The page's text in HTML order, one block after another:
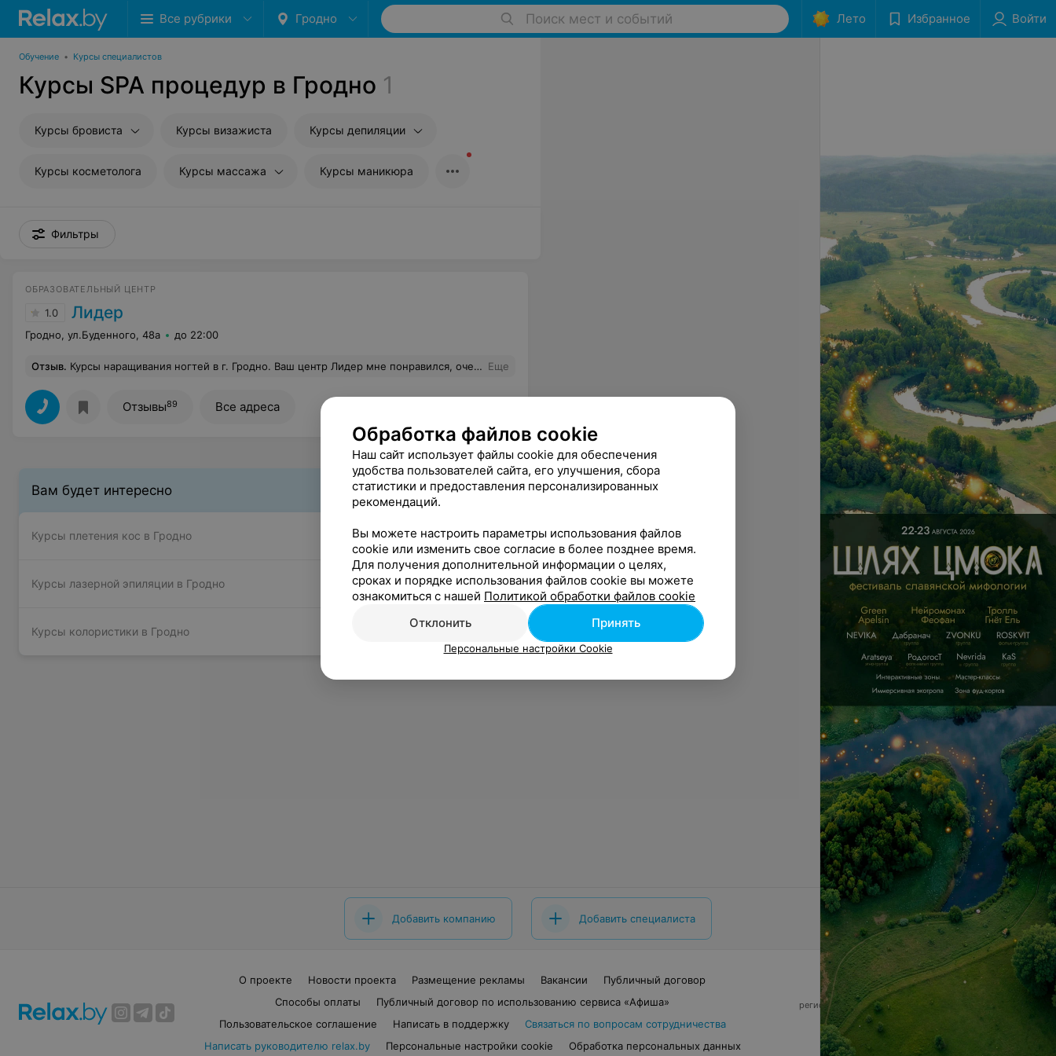
Все рубрики Гродно Поиск мест и событий Лето Избранное Войти
Обучение • Курсы специалистов
Курсы SPA процедур в Гродно 1
Курсы бровиста Курсы визажиста Курсы депиляции
Курсы косметолога Курсы массажа Курсы маникюра
Фильтры
ОБРАЗОВАТЕЛЬНЫЙ ЦЕНТР
1.0 Лидер
Гродно, ул.Буденного, 48а до 22:00
Отзыв. Курсы наращивания ногтей в г. Гродно. Ваш центр Лидер мне понравился, очень все доступно! Преподаватель на все 100% вежливость, как и в самом центре записи обучения, консультанты! Так и преподаватель. Я уже со второго занятия начала работать))) на сегодняшний день, у меня уже наработанные клиенты имеются. Всем советую не пожалеете. Само название (Лидер) говорит за себя. Мы действительно станем лидерами в своей специальности! Еще
Отзывы89 Все адреса
Вам будет интересно
Курсы плетения кос в Гродно
Курсы лазерной эпиляции в Гродно
Курсы колористики в Гродно
Добавить компанию Добавить специалиста
О проекте Новости проекта Размещение рекламы Вакансии
Публичный договор
Способы оплаты
Публичный договор по использованию сервиса «Афиша»
Пользовательское соглашение
Написать в поддержку
Связаться по вопросам сотрудничества
Написать руководителю relax.by
Персональные настройки cookie Обработка персональных данных
© 2026 ООО «Артокс Лаб», УНП 191700409,
регистрирующий орган - Минский горисполком
220012, Республика Беларусь, г. Минск,
улица Толбухина, 2, пом. 16 | info@relax.by
Обработка файлов cookie
Наш сайт использует файлы cookie для обеспечения
удобства пользователей сайта, его улучшения, сбора
статистики и предоставления персонализированных
рекомендаций.
Вы можете настроить параметры использования файлов
cookie или изменить свое согласие в более позднее время.
Для получения дополнительной информации о целях,
сроках и порядке использования файлов cookie вы можете
ознакомиться с нашей Политикой обработки файлов cookie
Отклонить
Принять
Персональные настройки Cookie